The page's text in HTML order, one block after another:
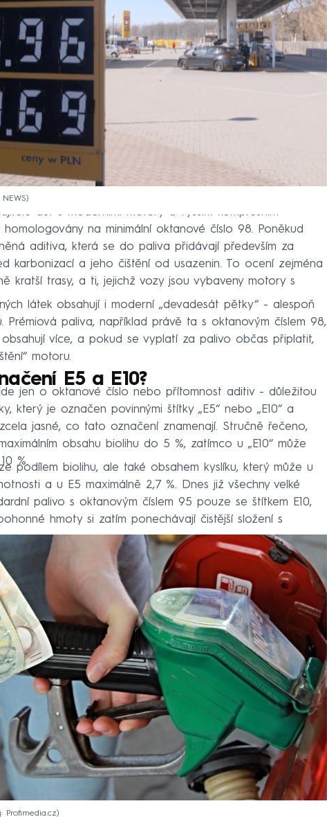
aut s moderními motory a vyšším kompresním
na minimální oktanové číslo 98. Poněkud
aditiva, která se do paliva přidávají především za
karbonizací a jeho čištění od usazenin. To ocení zejména
kratší trasy, a ti, jejichž vozy jsou vybaveny motory s
látek obsahují i moderní „devadesát pětky“ - alespoň
Prémiová paliva, například právě ta s oktanovým číslem 98,
více, a pokud se vyplatí za palivo občas připlatit,
motoru.
E5 a E10?
jen o oktanové číslo nebo přítomnost aditiv - důležitou
který je označen povinnými štítky „E5“ nebo „E10“ a
jasné, co tato označení znamenají. Stručně řečeno,
obsahu biolihu do 5 %, zatímco u „E10“ může
%.
podílem biolihu, ale také obsahem kyslíku, který může u
a u E5 maximálně 2,7 %. Dnes již všechny velké
palivo s oktanovým číslem 95 pouze se štítkem E10,
hmoty si zatím ponechávají čistější složení s
Profimedia.cz